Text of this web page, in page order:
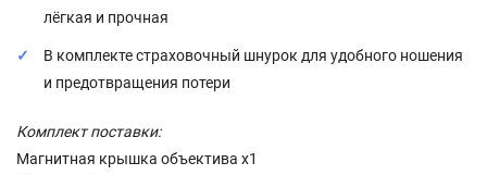
лёгкая и прочная
В комплекте страховочный шнурок для удобного ношения
и предотвращения потери
Комплект поставки:
Магнитная крышка объектива x1